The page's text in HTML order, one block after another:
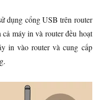
dụng cổng USB trên router
máy in và router đều hoạt
in vào router và cung cấp